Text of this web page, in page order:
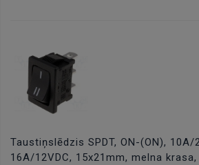
Taustiņslēdzis SPDT, ON-(ON), 10A/
16A/12VDC, 15x21mm, melna